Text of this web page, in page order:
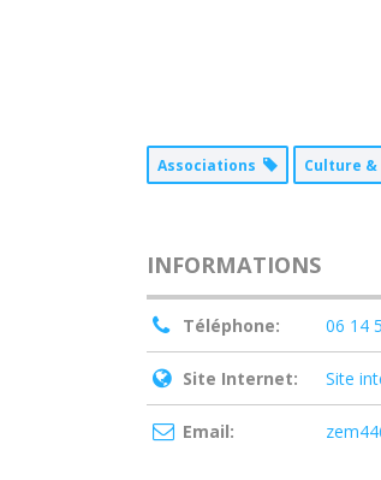
Associations Culture
INFORMATIONS
Téléphone: 06 14
Site Internet: Site
Email: